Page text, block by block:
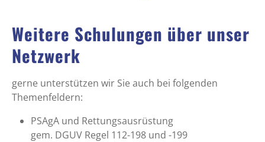
Weitere Schulungen über unser
Netzwerk
gerne unterstützen wir Sie auch bei folgenden
Themenfeldern:
PSAgA und Rettungsausrüstung
gem. DGUV Regel 112-198 und -199